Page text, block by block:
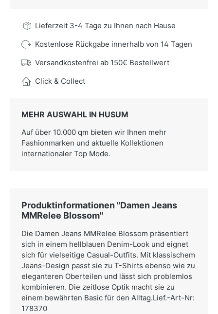
Lieferzeit 3-4 Tage zu Ihnen nach Hause
Kostenlose Rückgabe innerhalb von 14 Tagen
Versandkostenfrei ab 150€ Bestellwert
Click & Collect
MEHR AUSWAHL IN HUSUM
Auf über 10.000 qm bieten wir Ihnen mehr
Fashionmarken und aktuelle Kollektionen
internationaler Top Mode.
Produktinformationen "Damen Jeans
MMRelee Blossom"
Die Damen Jeans MMRelee Blossom präsentiert
sich in einem hellblauen Denim-Look und eignet
sich für vielseitige Casual-Outfits. Mit klassischem
Jeans-Design passt sie zu T-Shirts ebenso wie zu
eleganteren Oberteilen und lässt sich problemlos
kombinieren. Die zeitlose Optik macht sie zu
einem bewährten Basic für den Alltag.Lief.-Art-Nr:
178370